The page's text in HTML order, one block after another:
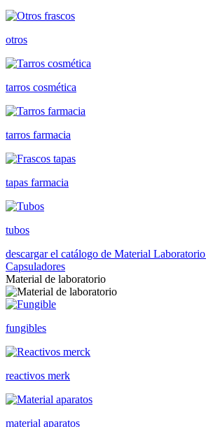
otros
tarros cosmética
tarros farmacia
tapas farmacia
tubos
descargar el catálogo de Material Laboratorio
Capsuladores
Material de laboratorio
fungibles
reactivos merk
material aparatos